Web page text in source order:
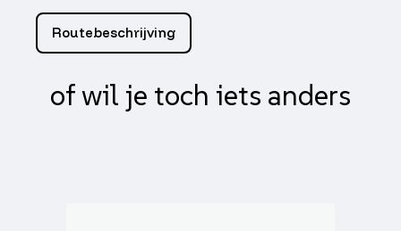
Routebeschrijving
of wil je toch iets anders